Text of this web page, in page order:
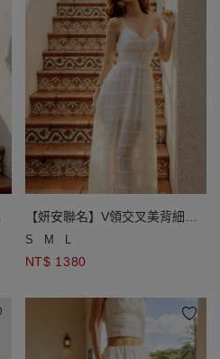
【妍安聯名】V領交叉美背細肩
綁帶縮褶長洋裝(附胸墊)
S M L
NT$ 1380